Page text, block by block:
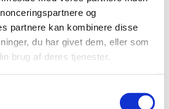
og
partnere kan kombinere disse
du har givet dem, eller som
brug af deres tjenester.